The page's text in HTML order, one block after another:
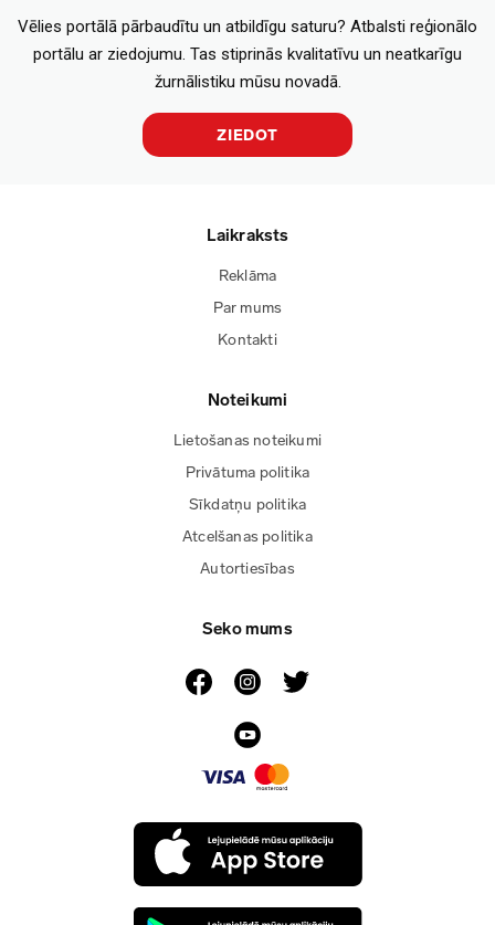
Vēlies portālā pārbaudītu un atbildīgu saturu? Atbalsti reģionālo
portālu ar ziedojumu. Tas stiprinās kvalitatīvu un neatkarīgu
žurnālistiku mūsu novadā.
ZIEDOT
Laikraksts
Reklāma
Par mums
Kontakti
Noteikumi
Lietošanas noteikumi
Privātuma politika
Sīkdatņu politika
Atcelšanas politika
Autortiesības
Seko mums